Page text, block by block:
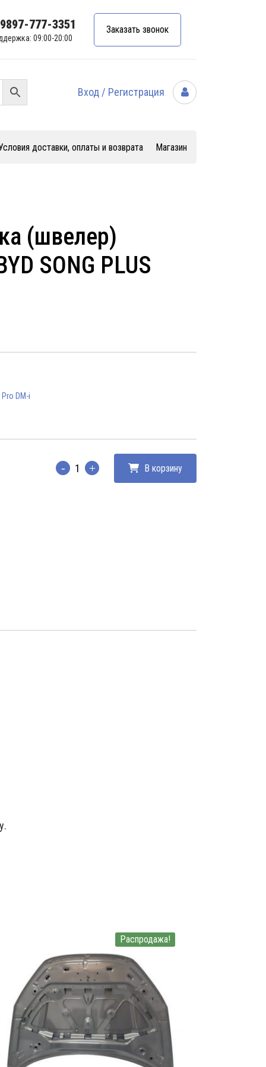
777-3351
09:00-20:00
Заказать звонок
Вход / Регистрация
доставки, оплаты и возврата Магазин
(швелер)
SONG PLUS
Pro DM-i
Количество В корзину
Распродажа!